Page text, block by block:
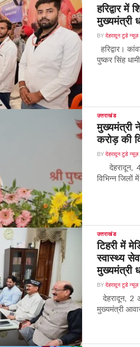
हरिद्वार में
मुख्यमंत्री
BY देहरादून टुडे
हरिद्वार।
पुष्कर सिंह
उत्तराखंड
मुख्यमंत्री
करोड़ की
BY देहरादून टुडे
देहरादून, 4
विभिन्न जिलों में
उत्तराखंड
टिहरी में
स्वास्थ्य
मुख्यमंत्री
BY देहरादून टुडे
देहरादून, 2
मुख्यमंत्री